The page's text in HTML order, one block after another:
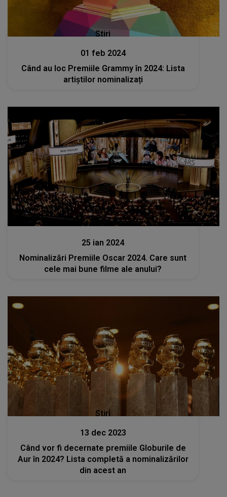
Stiri
01 feb 2024
Când au loc Premiile Grammy în 2024: Lista
artiștilor nominalizați
Stiri
25 ian 2024
Nominalizări Premiile Oscar 2024. Care sunt
cele mai bune filme ale anului?
Stiri
13 dec 2023
Când vor fi decernate premiile Globurile de
Aur în 2024? Lista completă a nominalizărilor
din acest an